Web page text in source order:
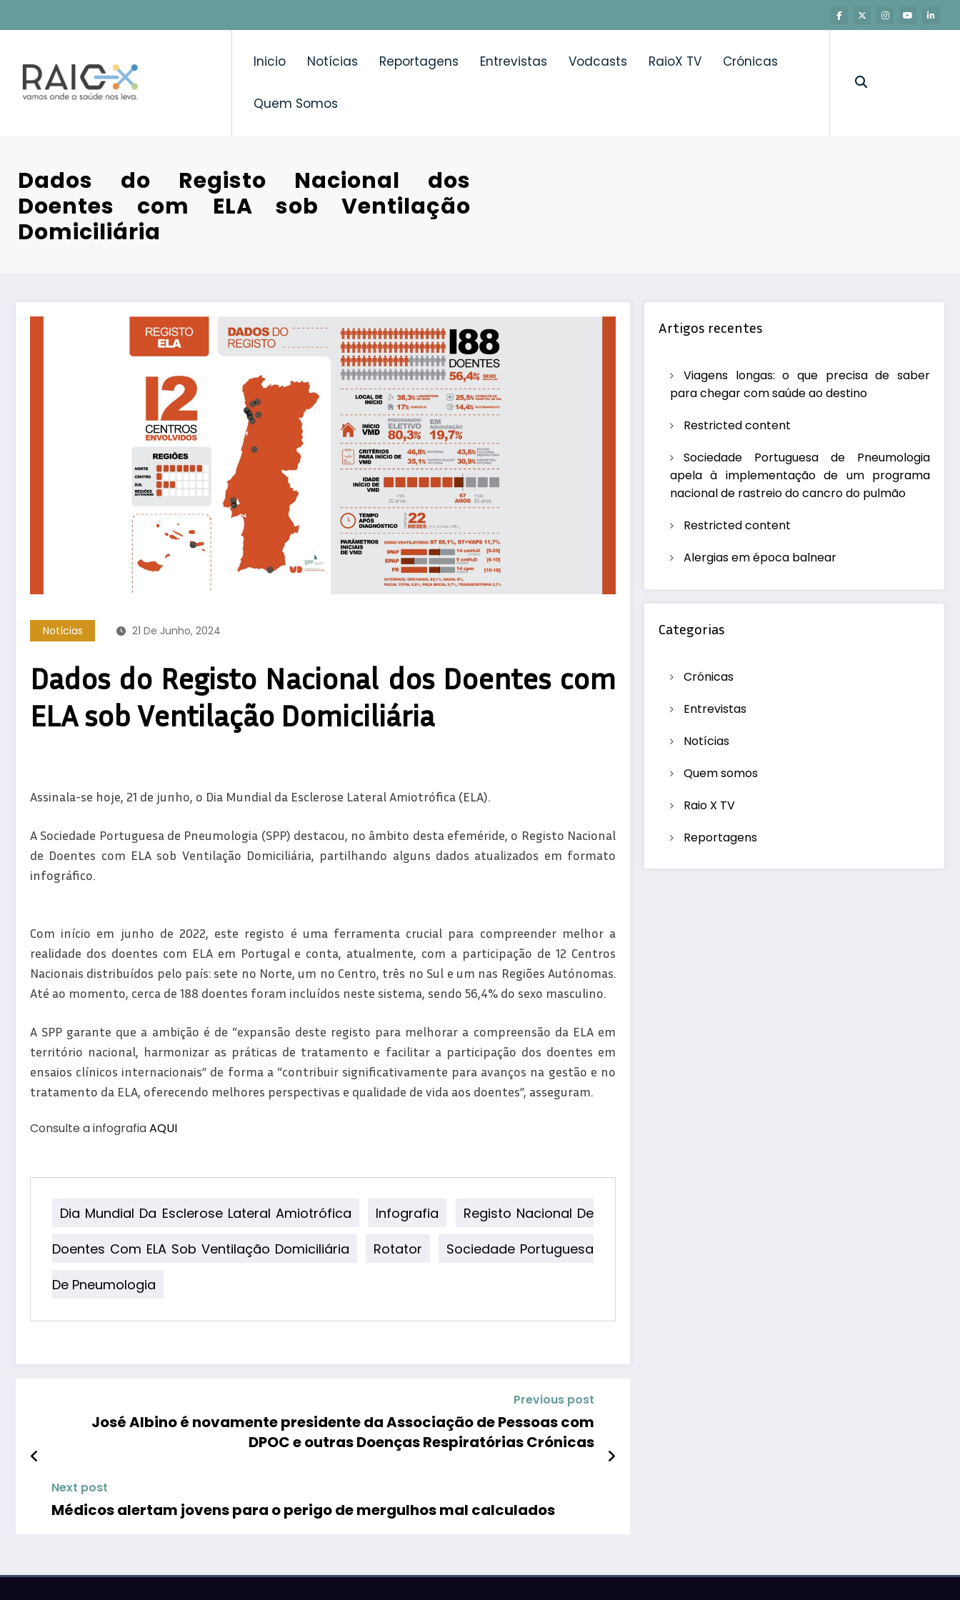
para
conteúdo
Inicio Notícias Reportagens Entrevistas Vodcasts RaioX TV Crónicas
Quem Somos
Dados do Registo Nacional dos
Doentes com ELA sob Ventilação
Domiciliária
Notícias 21 De Junho, 2024
Dados do Registo Nacional dos Doentes com
ELA sob Ventilação Domiciliária
Assinala-se hoje, 21 de junho, o Dia Mundial da Esclerose Lateral Amiotrófica (ELA).
A Sociedade Portuguesa de Pneumologia (SPP) destacou, no âmbito desta efeméride, o Registo Nacional
de Doentes com ELA sob Ventilação Domiciliária, partilhando alguns dados atualizados em formato
infográfico.
Com início em junho de 2022, este registo é uma ferramenta crucial para compreender melhor a
realidade dos doentes com ELA em Portugal e conta, atualmente, com a participação de 12 Centros
Nacionais distribuídos pelo país: sete no Norte, um no Centro, três no Sul e um nas Regiões Autónomas.
Até ao momento, cerca de 188 doentes foram incluídos neste sistema, sendo 56,4% do sexo masculino.
A SPP garante que a ambição é de “expansão deste registo para melhorar a compreensão da ELA em
território nacional, harmonizar as práticas de tratamento e facilitar a participação dos doentes em
ensaios clínicos internacionais” de forma a “contribuir significativamente para avanços na gestão e no
tratamento da ELA, oferecendo melhores perspectivas e qualidade de vida aos doentes”, asseguram.
Consulte a infografiaAQUI
Dia Mundial Da Esclerose Lateral Amiotrófica Infografia
Registo Nacional De
Doentes Com ELA Sob Ventilação Domiciliária
Rotator
Sociedade Portuguesa
De Pneumologia
Previous post
José Albino é novamente presidente da Associação de Pessoas com
DPOC e outras Doenças Respiratórias Crónicas
Next post
Médicos alertam jovens para o perigo de mergulhos mal calculados
Artigos recentes
Viagens longas: o que precisa de saber
para chegar com saúde ao destino
Restricted content
Sociedade Portuguesa de Pneumologia
apela à implementação de um programa
nacional de rastreio do cancro do pulmão
Restricted content
Alergias em época balnear
Categorias
Crónicas
Entrevistas
Notícias
Quem somos
Raio X TV
Reportagens